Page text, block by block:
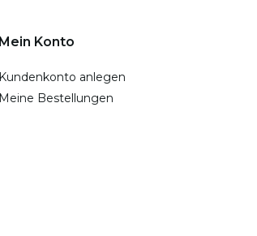
Mein Konto
Kundenkonto anlegen
Meine Bestellungen